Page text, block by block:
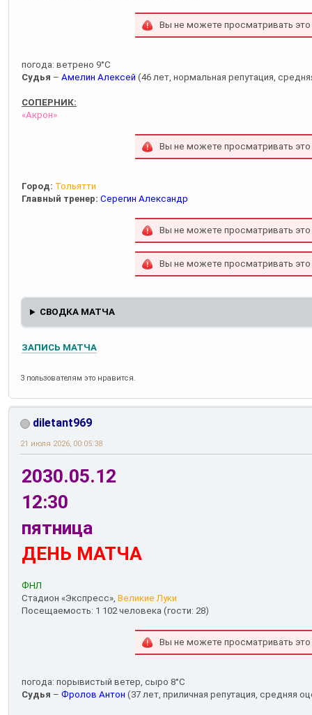
Вы не можете просматривать
погода: ветрено 9°С
Судья – Амелин Алексей (46 лет, нормальная репутация,
СОПЕРНИК:
«Акрон»
Вы не можете просматривать
Город: Тольятти
Главный тренер: Серегин Александр
Вы не можете просматривать
Вы не можете просматривать
СВОДКА МАТЧА
ЗАПИСЬ МАТЧА
3 пользователям это нравится.
diletant969
21 июля 2026, 00:05:38
2030.05.12
12:30
пятница
ДЕНЬ МАТЧА
ФНЛ
Стадион «Экспресс», Великие Луки
Посещаемость: 1 102 человека (гости: 28)
Вы не можете просматривать
погода: порывистый ветер, сыро 8°С
Судья – Фролов Антон (37 лет, приличная репутация, средняя